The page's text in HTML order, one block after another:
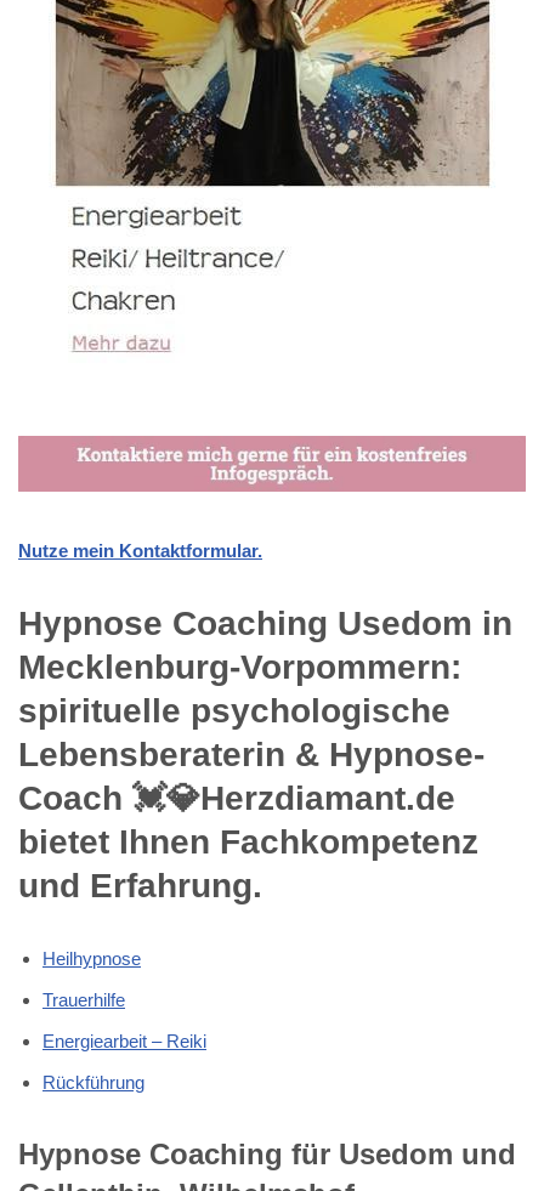
Nutze mein Kontaktformular.
Hypnose Coaching Usedom in
Mecklenburg-Vorpommern:
spirituelle psychologische
Lebensberaterin & Hypnose-
Coach 💓️💎Herzdiamant.de
bietet Ihnen Fachkompetenz
und Erfahrung.
Heilhypnose
Trauerhilfe
Energiearbeit – Reiki
Rückführung
Hypnose Coaching für Usedom und